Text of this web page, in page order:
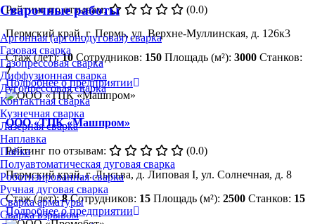
Сварочные работы
Аргонная (аргонодуговая) сварка
Газовая сварка
Газопрессовая сварка
Диффузионная сварка
Дугопрессовая сварка
Контактная сварка
Кузнечная сварка
Лазерная сварка
Наплавка
Пайка
Полуавтоматическая дуговая сварка
Роботизированная сварка
Ручная дуговая сварка
Сварка арматуры
Сварка взрывом
Рейтинг по отзывам:
(0.0)
Пермский край, г. Пермь, ул. Верхне-Муллинская, д. 126к3
Стаж (лет):10 Сотрудников: 150 Площадь (м²): 3000 Станков:
7
Подробнее о предприятии
ООО «ТПК «Машпром»
Рейтинг по отзывам:
(0.0)
Пермский край, г. Лысьва, д. Липовая I, ул. Солнечная, д. 8
Стаж (лет):8 Сотрудников: 15 Площадь (м²): 2500 Станков: 15
Подробнее о предприятии